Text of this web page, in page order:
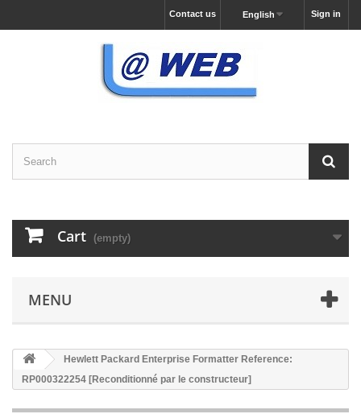
Sign in
English
Contact us
Cart (empty)
MENU
Hewlett Packard Enterprise Formatter Reference:
RP000322254 [Reconditionné par le constructeur]